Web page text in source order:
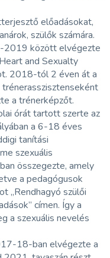
előadásokat,
szülők számára.
2019 között elvégezte
and Sexualty
2018-tól 2 éven át a
a trénerképzőt.
órát tartott szerte az
a 6-18 éves
tanítási
szexuális
összegezte, amely
a pedagógusok
„Rendhagyó szülői
címen. Így a
a szexuális nevelés
18-ban elvégezte a